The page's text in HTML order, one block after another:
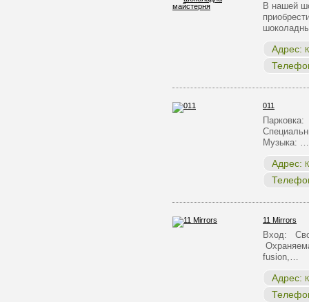
В нашей
Адрес:
011
Музыка: …
Адрес:
11 Mirrors
Вход:
fusion,…
Адрес: